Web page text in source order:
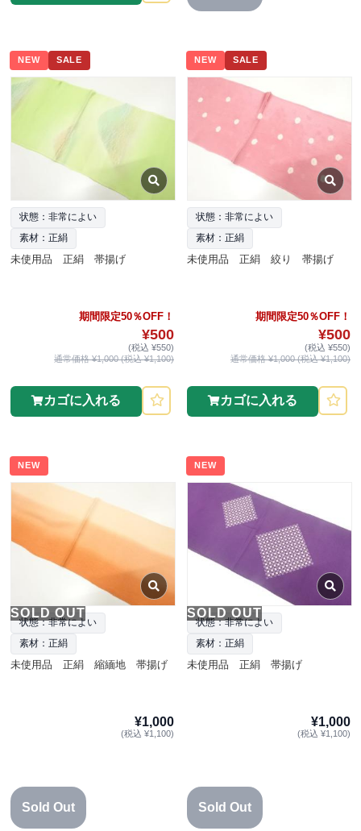
NEW SALE
状態：非常によい
素材：正絹
未使用品 正絹 帯揚げ
期間限定50％OFF！
¥500
(税込 ¥550)
通常価格 ¥1,000 (税込 ¥1,100)
カゴに入れる
NEW SALE
状態：非常によい
素材：正絹
未使用品 正絹 絞り 帯揚げ
期間限定50％OFF！
¥500
(税込 ¥550)
通常価格 ¥1,000 (税込 ¥1,100)
カゴに入れる
NEW
SOLD OUT
状態：非常によい
素材：正絹
未使用品 正絹 縮緬地 帯揚げ
¥1,000
(税込 ¥1,100)
Sold Out
NEW
SOLD OUT
状態：非常によい
素材：正絹
未使用品 正絹 帯揚げ
¥1,000
(税込 ¥1,100)
Sold Out